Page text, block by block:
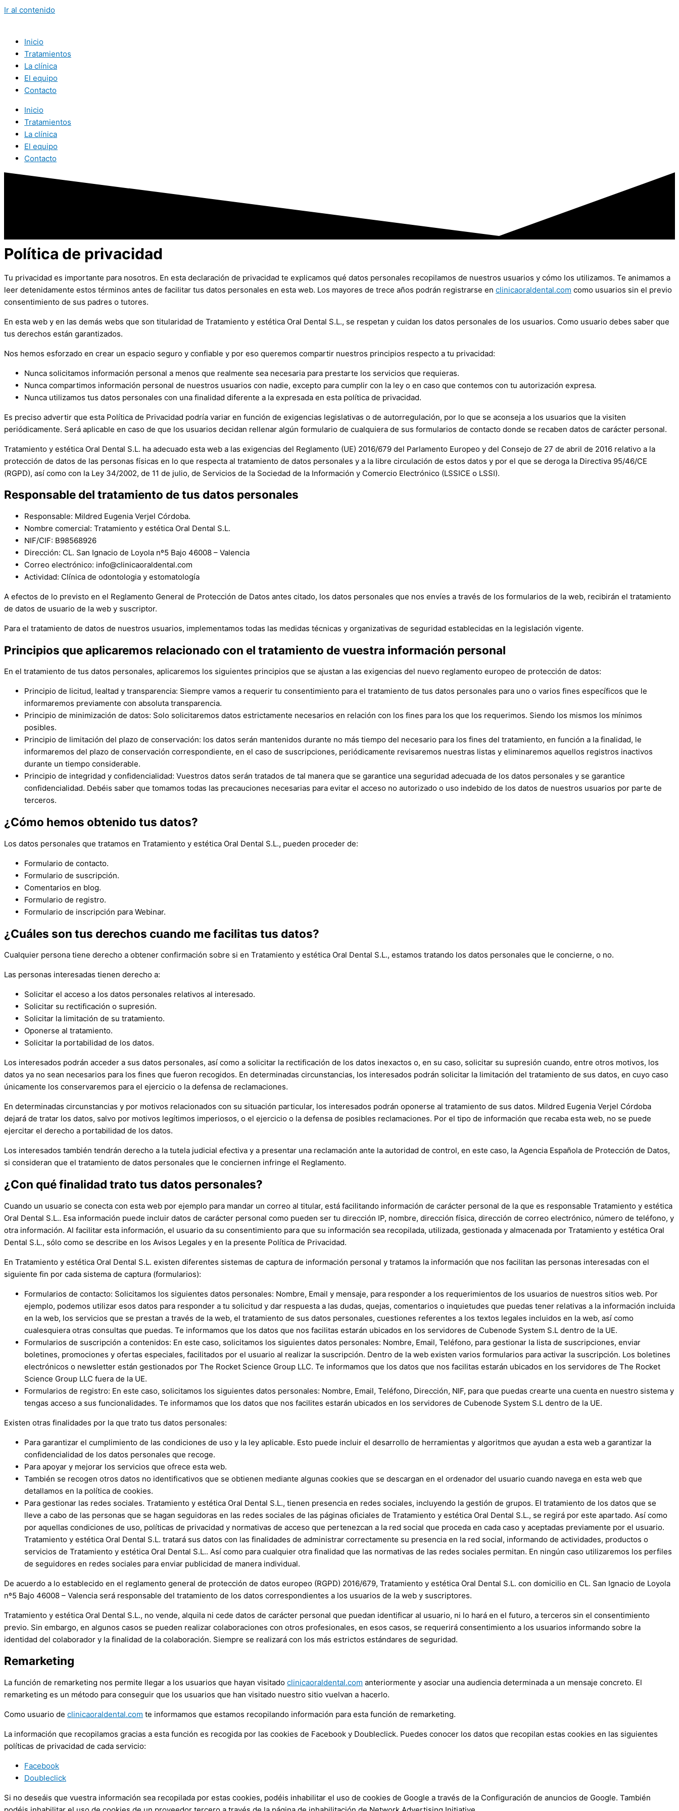
Ir al contenido
Inicio
Tratamientos
La clínica
El equipo
Contacto
Inicio
Tratamientos
La clínica
El equipo
Contacto
Política de privacidad
Tu privacidad es importante para nosotros. En esta declaración de privacidad te explicamos qué datos personales recopilamos de nuestros usuarios y cómo los utilizamos. Te animamos a
leer detenidamente estos términos antes de facilitar tus datos personales en esta web. Los mayores de trece años podrán registrarse en clinicaoraldental.com como usuarios sin el previo
consentimiento de sus padres o tutores.
En esta web y en las demás webs que son titularidad de Tratamiento y estética Oral Dental S.L., se respetan y cuidan los datos personales de los usuarios. Como usuario debes saber que
tus derechos están garantizados.
Nos hemos esforzado en crear un espacio seguro y confiable y por eso queremos compartir nuestros principios respecto a tu privacidad:
Nunca solicitamos información personal a menos que realmente sea necesaria para prestarte los servicios que requieras.
Nunca compartimos información personal de nuestros usuarios con nadie, excepto para cumplir con la ley o en caso que contemos con tu autorización expresa.
Nunca utilizamos tus datos personales con una finalidad diferente a la expresada en esta política de privacidad.
Es preciso advertir que esta Política de Privacidad podría variar en función de exigencias legislativas o de autorregulación, por lo que se aconseja a los usuarios que la visiten
periódicamente. Será aplicable en caso de que los usuarios decidan rellenar algún formulario de cualquiera de sus formularios de contacto donde se recaben datos de carácter personal.
Tratamiento y estética Oral Dental S.L. ha adecuado esta web a las exigencias del Reglamento (UE) 2016/679 del Parlamento Europeo y del Consejo de 27 de abril de 2016 relativo a la
protección de datos de las personas físicas en lo que respecta al tratamiento de datos personales y a la libre circulación de estos datos y por el que se deroga la Directiva 95/46/CE
(RGPD), así como con la Ley 34/2002, de 11 de julio, de Servicios de la Sociedad de la Información y Comercio Electrónico (LSSICE o LSSI).
Responsable del tratamiento de tus datos personales
Responsable: Mildred Eugenia Verjel Córdoba.
Nombre comercial: Tratamiento y estética Oral Dental S.L.
NIF/CIF: B98568926
Dirección: CL. San Ignacio de Loyola nº5 Bajo 46008 – Valencia
Correo electrónico: info@clinicaoraldental.com
Actividad: Clínica de odontologia y estomatología
A efectos de lo previsto en el Reglamento General de Protección de Datos antes citado, los datos personales que nos envíes a través de los formularios de la web, recibirán el tratamiento
de datos de usuario de la web y suscriptor.
Para el tratamiento de datos de nuestros usuarios, implementamos todas las medidas técnicas y organizativas de seguridad establecidas en la legislación vigente.
Principios que aplicaremos relacionado con el tratamiento de vuestra información personal
En el tratamiento de tus datos personales, aplicaremos los siguientes principios que se ajustan a las exigencias del nuevo reglamento europeo de protección de datos:
Principio de licitud, lealtad y transparencia: Siempre vamos a requerir tu consentimiento para el tratamiento de tus datos personales para uno o varios fines específicos que le
informaremos previamente con absoluta transparencia.
Principio de minimización de datos: Solo solicitaremos datos estrictamente necesarios en relación con los fines para los que los requerimos. Siendo los mismos los mínimos
posibles.
Principio de limitación del plazo de conservación: los datos serán mantenidos durante no más tiempo del necesario para los fines del tratamiento, en función a la finalidad, le
informaremos del plazo de conservación correspondiente, en el caso de suscripciones, periódicamente revisaremos nuestras listas y eliminaremos aquellos registros inactivos
durante un tiempo considerable.
Principio de integridad y confidencialidad: Vuestros datos serán tratados de tal manera que se garantice una seguridad adecuada de los datos personales y se garantice
confidencialidad. Debéis saber que tomamos todas las precauciones necesarias para evitar el acceso no autorizado o uso indebido de los datos de nuestros usuarios por parte de
terceros.
¿Cómo hemos obtenido tus datos?
Los datos personales que tratamos en Tratamiento y estética Oral Dental S.L., pueden proceder de:
Formulario de contacto.
Formulario de suscripción.
Comentarios en blog.
Formulario de registro.
Formulario de inscripción para Webinar.
¿Cuáles son tus derechos cuando me facilitas tus datos?
Cualquier persona tiene derecho a obtener confirmación sobre si en Tratamiento y estética Oral Dental S.L., estamos tratando los datos personales que le concierne, o no.
Las personas interesadas tienen derecho a:
Solicitar el acceso a los datos personales relativos al interesado.
Solicitar su rectificación o supresión.
Solicitar la limitación de su tratamiento.
Oponerse al tratamiento.
Solicitar la portabilidad de los datos.
Los interesados podrán acceder a sus datos personales, así como a solicitar la rectificación de los datos inexactos o, en su caso, solicitar su supresión cuando, entre otros motivos, los
datos ya no sean necesarios para los fines que fueron recogidos. En determinadas circunstancias, los interesados podrán solicitar la limitación del tratamiento de sus datos, en cuyo caso
únicamente los conservaremos para el ejercicio o la defensa de reclamaciones.
En determinadas circunstancias y por motivos relacionados con su situación particular, los interesados podrán oponerse al tratamiento de sus datos. Mildred Eugenia Verjel Córdoba
dejará de tratar los datos, salvo por motivos legítimos imperiosos, o el ejercicio o la defensa de posibles reclamaciones. Por el tipo de información que recaba esta web, no se puede
ejercitar el derecho a portabilidad de los datos.
Los interesados también tendrán derecho a la tutela judicial efectiva y a presentar una reclamación ante la autoridad de control, en este caso, la Agencia Española de Protección de Datos,
si consideran que el tratamiento de datos personales que le conciernen infringe el Reglamento.
¿Con qué finalidad trato tus datos personales?
Cuando un usuario se conecta con esta web por ejemplo para mandar un correo al titular, está facilitando información de carácter personal de la que es responsable Tratamiento y estética
Oral Dental S.L.. Esa información puede incluir datos de carácter personal como pueden ser tu dirección IP, nombre, dirección física, dirección de correo electrónico, número de teléfono, y
otra información. Al facilitar esta información, el usuario da su consentimiento para que su información sea recopilada, utilizada, gestionada y almacenada por Tratamiento y estética Oral
Dental S.L., sólo como se describe en los Avisos Legales y en la presente Política de Privacidad.
En Tratamiento y estética Oral Dental S.L. existen diferentes sistemas de captura de información personal y tratamos la información que nos facilitan las personas interesadas con el
siguiente fin por cada sistema de captura (formularios):
Formularios de contacto: Solicitamos los siguientes datos personales: Nombre, Email y mensaje, para responder a los requerimientos de los usuarios de nuestros sitios web. Por
ejemplo, podemos utilizar esos datos para responder a tu solicitud y dar respuesta a las dudas, quejas, comentarios o inquietudes que puedas tener relativas a la información incluida
en la web, los servicios que se prestan a través de la web, el tratamiento de sus datos personales, cuestiones referentes a los textos legales incluidos en la web, así como
cualesquiera otras consultas que puedas. Te informamos que los datos que nos facilitas estarán ubicados en los servidores de Cubenode System S.L dentro de la UE.
Formularios de suscripción a contenidos: En este caso, solicitamos los siguientes datos personales: Nombre, Email, Teléfono, para gestionar la lista de suscripciones, enviar
boletines, promociones y ofertas especiales, facilitados por el usuario al realizar la suscripción. Dentro de la web existen varios formularios para activar la suscripción. Los boletines
electrónicos o newsletter están gestionados por The Rocket Science Group LLC. Te informamos que los datos que nos facilitas estarán ubicados en los servidores de The Rocket
Science Group LLC fuera de la UE.
Formularios de registro: En este caso, solicitamos los siguientes datos personales: Nombre, Email, Teléfono, Dirección, NIF, para que puedas crearte una cuenta en nuestro sistema y
tengas acceso a sus funcionalidades. Te informamos que los datos que nos facilites estarán ubicados en los servidores de Cubenode System S.L dentro de la UE.
Existen otras finalidades por la que trato tus datos personales:
Para garantizar el cumplimiento de las condiciones de uso y la ley aplicable. Esto puede incluir el desarrollo de herramientas y algoritmos que ayudan a esta web a garantizar la
confidencialidad de los datos personales que recoge.
Para apoyar y mejorar los servicios que ofrece esta web.
También se recogen otros datos no identificativos que se obtienen mediante algunas cookies que se descargan en el ordenador del usuario cuando navega en esta web que
detallamos en la política de cookies.
Para gestionar las redes sociales. Tratamiento y estética Oral Dental S.L., tienen presencia en redes sociales, incluyendo la gestión de grupos. El tratamiento de los datos que se
lleve a cabo de las personas que se hagan seguidoras en las redes sociales de las páginas oficiales de Tratamiento y estética Oral Dental S.L., se regirá por este apartado. Así como
por aquellas condiciones de uso, políticas de privacidad y normativas de acceso que pertenezcan a la red social que proceda en cada caso y aceptadas previamente por el usuario.
Tratamiento y estética Oral Dental S.L. tratará sus datos con las finalidades de administrar correctamente su presencia en la red social, informando de actividades, productos o
servicios de Tratamiento y estética Oral Dental S.L.. Así como para cualquier otra finalidad que las normativas de las redes sociales permitan. En ningún caso utilizaremos los perfiles
de seguidores en redes sociales para enviar publicidad de manera individual.
De acuerdo a lo establecido en el reglamento general de protección de datos europeo (RGPD) 2016/679, Tratamiento y estética Oral Dental S.L. con domicilio en CL. San Ignacio de Loyola
nº5 Bajo 46008 – Valencia será responsable del tratamiento de los datos correspondientes a los usuarios de la web y suscriptores.
Tratamiento y estética Oral Dental S.L., no vende, alquila ni cede datos de carácter personal que puedan identificar al usuario, ni lo hará en el futuro, a terceros sin el consentimiento
previo. Sin embargo, en algunos casos se pueden realizar colaboraciones con otros profesionales, en esos casos, se requerirá consentimiento a los usuarios informando sobre la
identidad del colaborador y la finalidad de la colaboración. Siempre se realizará con los más estrictos estándares de seguridad.
Remarketing
La función de remarketing nos permite llegar a los usuarios que hayan visitado clinicaoraldental.com anteriormente y asociar una audiencia determinada a un mensaje concreto. El
remarketing es un método para conseguir que los usuarios que han visitado nuestro sitio vuelvan a hacerlo.
Como usuario de clinicaoraldental.com te informamos que estamos recopilando información para esta función de remarketing.
La información que recopilamos gracias a esta función es recogida por las cookies de Facebook y Doubleclick. Puedes conocer los datos que recopilan estas cookies en las siguientes
políticas de privacidad de cada servicio:
Facebook
Doubleclick
Si no deseáis que vuestra información sea recopilada por estas cookies, podéis inhabilitar el uso de cookies de Google a través de la Configuración de anuncios de Google. También